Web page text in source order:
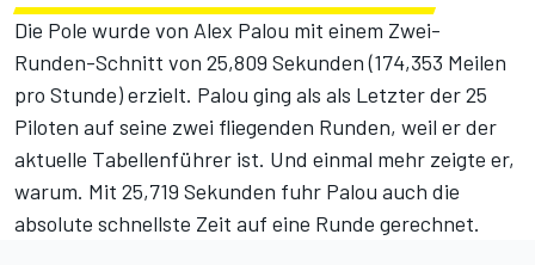
Die Pole wurde von Alex Palou mit einem Zwei-
Runden-Schnitt von 25,809 Sekunden (174,353 Meilen
pro Stunde) erzielt. Palou ging als als Letzter der 25
Piloten auf seine zwei fliegenden Runden, weil er der
aktuelle Tabellenführer ist. Und einmal mehr zeigte er,
warum. Mit 25,719 Sekunden fuhr Palou auch die
absolute schnellste Zeit auf eine Runde gerechnet.